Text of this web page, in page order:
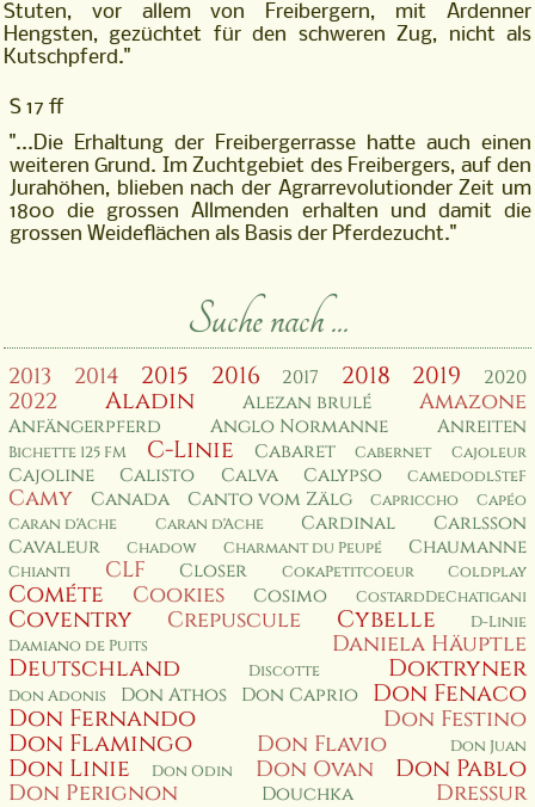
Stuten, vor allem von Freibergern, mit Ardenner
Hengsten, gezüchtet für den schweren Zug, nicht als
Kutschpferd."
S 17 ff
"...Die Erhaltung der Freibergerrasse hatte auch einen
weiteren Grund. Im Zuchtgebiet des Freibergers, auf den
Jurahöhen, blieben nach der Agrarrevolutionder Zeit um
1800 die grossen Allmenden erhalten und damit die
grossen Weideflächen als Basis der Pferdezucht."
Suche nach ...
2013 2014 2015 2016 2017 2018 2019 2020
2022 Aladin Alezan brulé Amazone
Anfängerpferd Anglo Normanne Anreiten
Bichette 125 FM C-Linie Cabaret Cabernet Cajoleur
Cajoline Calisto Calva Calypso CamedodlSteF
Camy Canada Canto vom Zälg Capriccho
Capéo
Caran d'Ache
Caran d'Ache Cardinal
Carlsson
Cavaleur
Chadow Charmant du Peupé Chaumanne
Chianti CLF Closer CokaPetitcoeur Coldplay
Cométe Cookies Cosimo CostardDeChatigani
Coventry Crepuscule Cybelle
D-Linie
Damiano de Puits
Daniela Häuptle
Deutschland Discotte Doktryner
Don Adonis Don Athos Don Caprio
Don Fenaco
Don Fernando
Don Festino
Don Flamingo Don Flavio Don Juan
Don Linie Don Odin Don Ovan Don Pablo
Don Perignon Douchka
Dressur